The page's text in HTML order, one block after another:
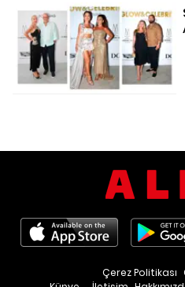
Çerez Politikası